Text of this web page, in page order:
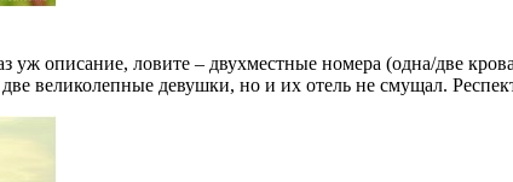
описание, ловите – двухместные номера (одна/две
великолепные девушки, но и их отель не смущал.